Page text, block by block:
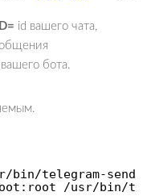
id вашего чата,
бота.
bin/telegram-send
/usr/bin/